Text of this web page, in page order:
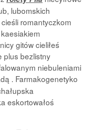
lubomskich
romantyczkom
gitów cieliłeś
plus bezlistny
niebuleniami
. Farmakogenetyko
eskortowałoś